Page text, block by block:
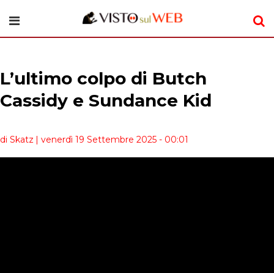
L’ultimo colpo di Butch
Cassidy e Sundance Kid
di Skatz | venerdì 19 Settembre 2025 - 00:01